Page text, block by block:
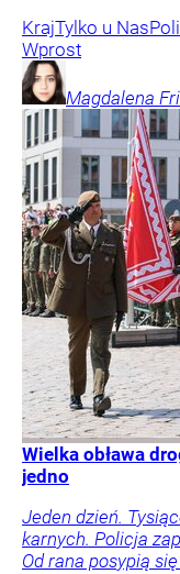
KrajTylko u Nas
Wprost
Magdalena
Wielka obława
jedno
Jeden dzień.
karnych. Policja
Od rana posypią